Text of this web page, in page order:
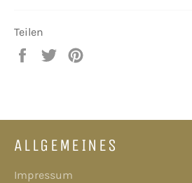
Teilen
Auf
Auf
ALLGEMEINES
Impressum